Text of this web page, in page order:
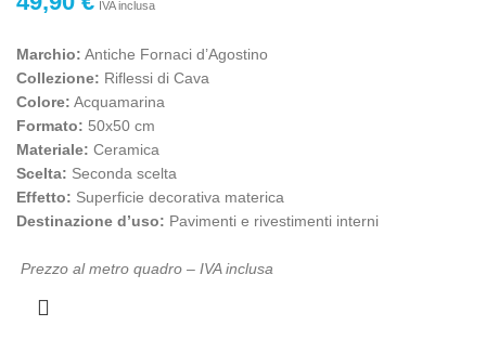
IVA inclusa
Marchio: Antiche Fornaci d’Agostino
Collezione: Riflessi di Cava
Colore: Acquamarina
Formato: 50x50 cm
Materiale: Ceramica
Scelta: Seconda scelta
Effetto: Superficie decorativa materica
Destinazione d’uso: Pavimenti e rivestimenti interni
Prezzo al metro quadro – IVA inclusa